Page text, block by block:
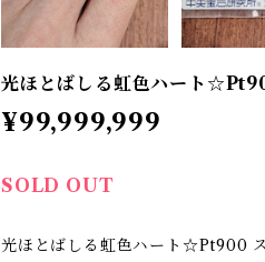
光ほとばしる虹色ハート
¥99,999,999
SOLD OUT
光ほとばしる虹色ハート☆Pt900